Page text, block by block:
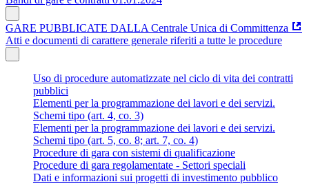
GARE PUBBLICATE DALLA Centrale Unica di Committenza
Atti e documenti di carattere generale riferiti a tutte le procedure
Uso di procedure automatizzate nel ciclo di vita dei contratti
pubblici
Elementi per la programmazione dei lavori e dei servizi.
Schemi tipo (art. 4, co. 3)
Elementi per la programmazione dei lavori e dei servizi.
Schemi tipo (art. 5, co. 8; art. 7, co. 4)
Procedure di gara con sistemi di qualificazione
Procedure di gara regolamentate - Settori speciali
Dati e informazioni sui progetti di investimento pubblico